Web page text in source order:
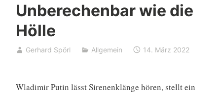
Unberechenbar wie die
Hölle
Gerhard Spörl Allgemein 14. März 2022
Wladimir Putin lässt Sirenenklänge hören, stellt ein